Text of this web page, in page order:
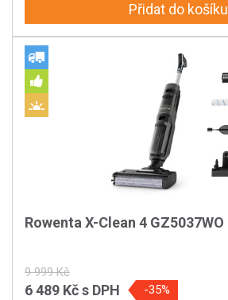
Přidat do košíku
Rowenta X-Clean 4 GZ5037WO
9 999 Kč
6 489 Kčs DPH -35%